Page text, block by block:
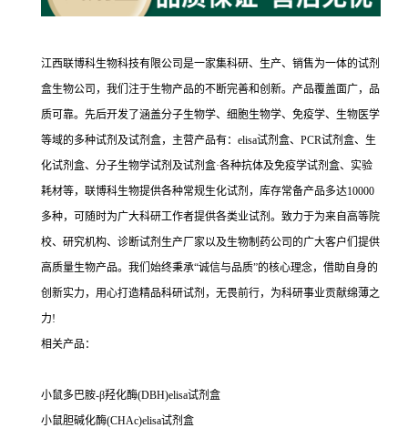
江西联博科生物科技有限公司是一家集科研、生产、销售为一体的试剂
盒生物公司，我们注于生物产品的不断完善和创新。产品覆盖面广，品
质可靠。先后开发了涵盖分子生物学、细胞生物学、免疫学、生物医学
等域的多种试剂及试剂盒，主营产品有：elisa试剂盒、PCR试剂盒、生
化试剂盒、分子生物学试剂及试剂盒·各种抗体及免疫学试剂盒、实验
耗材等，联博科生物提供各种常规生化试剂，库存常备产品多达10000
多种，可随时为广大科研工作者提供各类业试剂。致力于为来自高等院
校、研究机构、诊断试剂生产厂家以及生物制药公司的广大客户们提供
高质量生物产品。我们始终秉承“诚信与品质”的核心理念，借助自身的
创新实力，用心打造精品科研试剂，无畏前行，为科研事业贡献绵薄之
力!
相关产品：
小鼠多巴胺-β羟化酶(DBH)elisa试剂盒
小鼠胆碱化酶(CHAc)elisa试剂盒